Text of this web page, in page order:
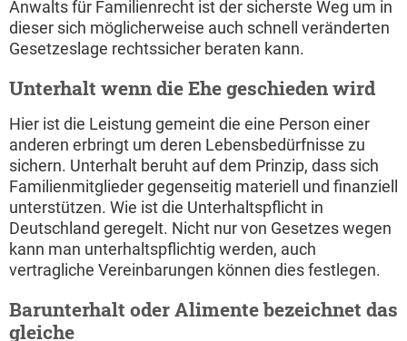
Anwalts für Familienrecht ist der sicherste Weg um in
dieser sich möglicherweise auch schnell veränderten
Gesetzeslage rechtssicher beraten kann.
Unterhalt wenn die Ehe geschieden wird
Hier ist die Leistung gemeint die eine Person einer
anderen erbringt um deren Lebensbedürfnisse zu
sichern. Unterhalt beruht auf dem Prinzip, dass sich
Familienmitglieder gegenseitig materiell und finanziell
unterstützen. Wie ist die Unterhaltspflicht in
Deutschland geregelt. Nicht nur von Gesetzes wegen
kann man unterhaltspflichtig werden, auch
vertragliche Vereinbarungen können dies festlegen.
Barunterhalt oder Alimente bezeichnet das
gleiche